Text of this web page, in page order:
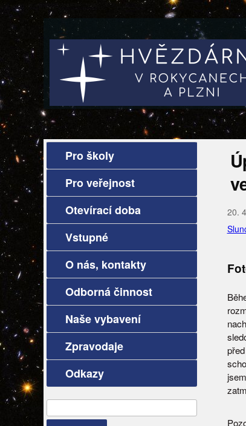
Pro školy
Pro veřejnost
Otevírací doba
Vstupné
O nás, kontakty
Odborná činnost
Naše vybavení
Zpravodaje
Odkazy
20.